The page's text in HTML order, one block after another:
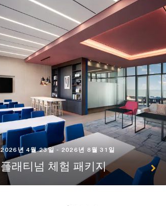
2026년 4월 23일 - 2026년 8월 31일
플래티넘 체험 패키지